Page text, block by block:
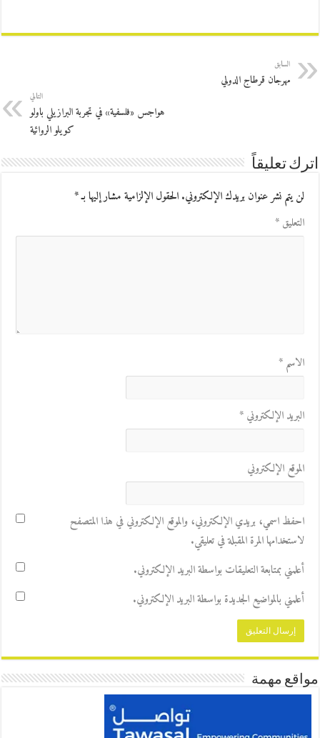
السابق
مهرجان قرطاج الدولي
التالي
هواجس «فلسفية» في تجربة البرازيلي باولو
كويلو الروائية
اترك تعليقاً
لن يتم نشر عنوان بريدك الإلكتروني.الحقول الإلزامية مشار إليها بـ*
التعليق*
الاسم*
البريد الإلكتروني*
الموقع الإلكتروني
احفظ اسمي، بريدي الإلكتروني، والموقع الإلكتروني في هذا المتصفح
لاستخدامها المرة المقبلة في تعليقي.
أعلمني بمتابعة التعليقات بواسطة البريد الإلكتروني.
أعلمني بالمواضيع الجديدة بواسطة البريد الإلكتروني.
مواقع مهمة